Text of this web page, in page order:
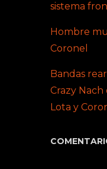
sistema
Hombre
Coronel
Bandas
Crazy
Lota y